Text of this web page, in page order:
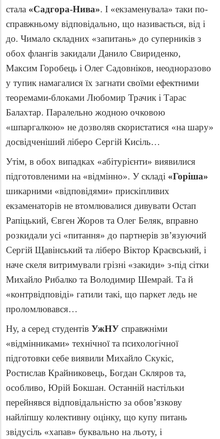
стала «Садгора-Нива». І «екзаменувала» таки по-
справжньому відповідально, що називається, від і
до. Чимало складних «запитань» до суперників з
обох флангів закидали Данило Свириденко,
Максим Горобець і Олег Садовніков, неодноразово
у тупик намагалися їх загнати своїми ефектними
теоремами-блоками Любомир Трачик і Тарас
Балахтар. Паралельно жодною очковою
«шпаргалкою» не дозволяв скористатися «на шару»
досвідченіший ліберо Сергій Кисіль…
Утім, в обох випадках «абітурієнти» виявилися
підготовленими на «відмінно». У складі «Горіша»
шикарними «відповідями» прискіпливих
екзаменаторів не втомлювалися дивувати Остап
Рапіцький, Євген Жоров та Олег Беляк, вправно
розкидали усі «питання» до партнерів зв’язуючий
Сергій Щавінський та ліберо Віктор Краєвський, і
наче скеля витримували грізні «закиди» з-під сітки
Михайло Рибалко та Володимир Шемрай. Та й
«контрвідповіді» гатили такі, що паркет ледь не
проломлювався…
Ну, а серед студентів УжНУ справжніми
«відмінниками» технічної та психологічної
підготовки себе виявили Михайло Скукіс,
Ростислав Крайниковець, Богдан Скляров та,
особливо, Юрій Бокшан. Останній настільки
перейнявся відповідальністю за обов’язкову
найліпшу колективну оцінку, що купу питань
звідусіль «хапав» буквально на льоту, і